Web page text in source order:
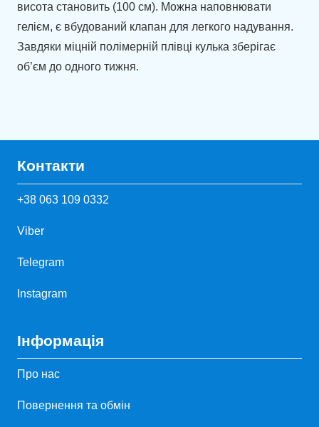
висота становить (100 см). Можна наповнювати
гелієм, є вбудований клапан для легкого надування.
Завдяки міцній полімерній плівці кулька зберігає
об’єм до одного тижня.
Контакти
+38 063 109 0332
Viber
Telegram
Instagram
Інформація
Про нас
Повернення та обмін